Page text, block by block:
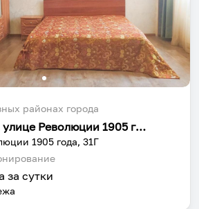
районах города
Апартаменты на улице Революции 1905 года 31Г
1905 года, 31Г
за сутки